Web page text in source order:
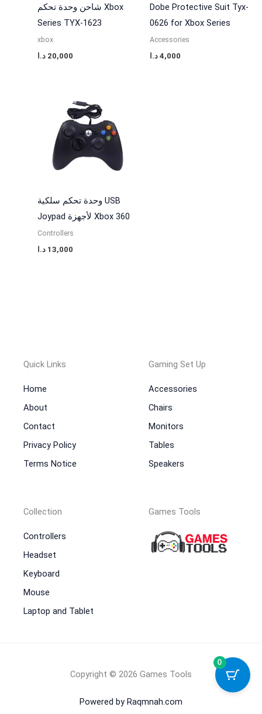
شاحن وحدة تحكم Xbox
Series TYX-1623
xbox
20,000 د.ا
Dobe Protective Suit Tyx-
0626 for Xbox Series
Accessories
4,000 د.ا
وحدة تحكم سلكية USB
Joypad لأجهزة Xbox 360
Controllers
13,000 د.ا
Quick Links
Home
About
Contact
Privacy Policy
Terms Notice
Gaming Set Up
Accessories
Chairs
Monitors
Tables
Speakers
Collection
Controllers
Headset
Keyboard
Mouse
Laptop and Tablet
Games Tools
Copyright © 2026 Games Tools
Powered by Raqmnah.com
0